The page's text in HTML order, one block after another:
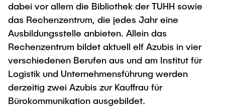
dabei vor allem die Bibliothek der TUHH sowie
das Rechenzentrum, die jedes Jahr eine
Ausbildungsstelle anbieten. Allein das
Rechenzentrum bildet aktuell elf Azubis in vier
verschiedenen Berufen aus und am Institut für
Logistik und Unternehmensführung werden
derzeitig zwei Azubis zur Kauffrau für
Bürokommunikation ausgebildet.